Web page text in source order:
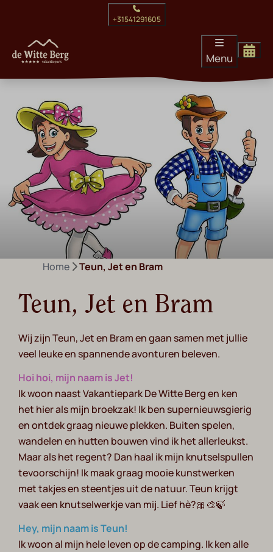
+31541291605
Menu
Home Teun, Jet en Bram
Teun, Jet en Bram
Wij zijn Teun, Jet en Bram en gaan samen met jullie
veel leuke en spannende avonturen beleven.
Hoi hoi, mijn naam is Jet!
Ik woon naast Vakantiepark De Witte Berg en ken
het hier als mijn broekzak! Ik ben supernieuwsgierig
en ontdek graag nieuwe plekken. Buiten spelen,
wandelen en hutten bouwen vind ik het allerleukst.
Maar als het regent? Dan haal ik mijn knutselspullen
tevoorschijn! Ik maak graag mooie kunstwerken
met takjes en steentjes uit de natuur. Teun krijgt
vaak een knutselwerkje van mij. Lief hè?🎀🎨🍃
Hey, mijn naam is Teun!
Ik woon al mijn hele leven op de camping. Ik ken alle